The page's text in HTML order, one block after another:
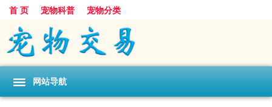
首 页 宠物科普 宠物分类
网站导航